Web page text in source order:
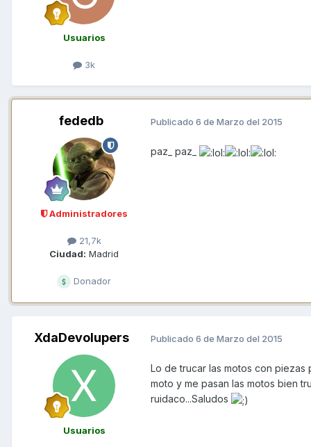
Usuarios
3k
fededb
Administradores
21,7k
Ciudad: Madrid
Donador
Publicado 6 de Marzo del 2015
paz_ paz_
XdaDevolupers
Usuarios
Publicado 6 de Marzo del 2015
Lo de trucar las motos con piezas
moto y me pasan las motos bien
ruidaco...Saludos